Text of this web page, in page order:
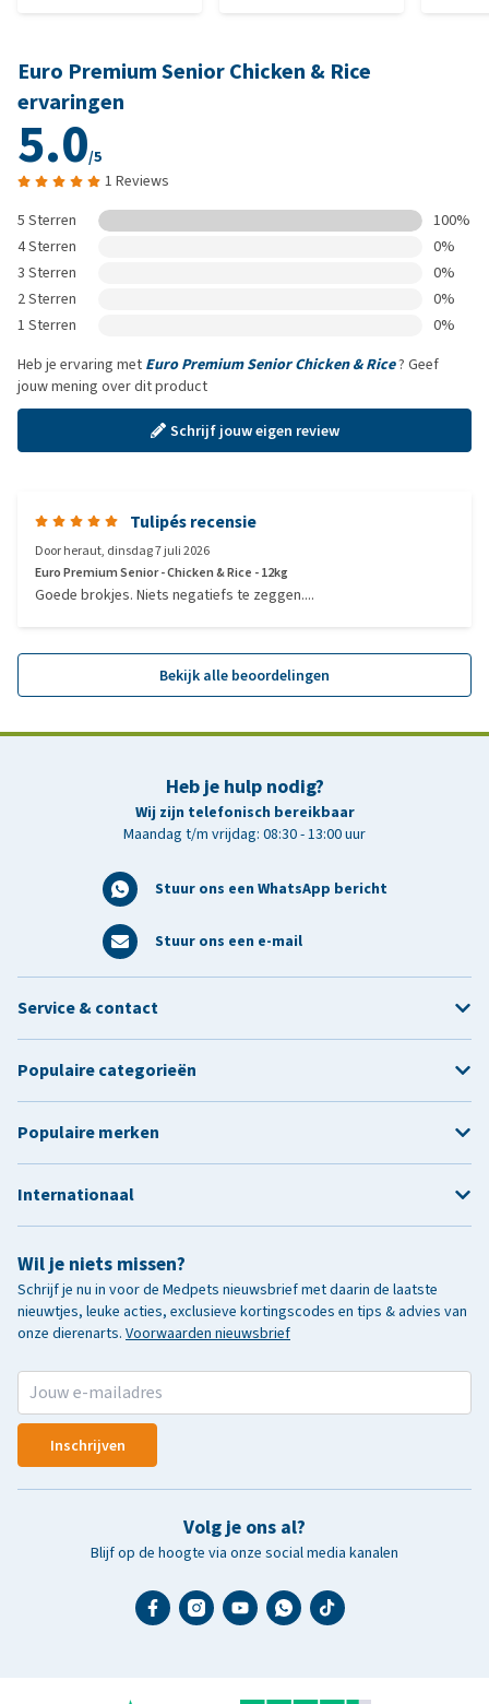
Euro Premium Senior Chicken & Rice
ervaringen
5.0/5
1 Reviews
5 Sterren
100%
4 Sterren
0%
3 Sterren
0%
2 Sterren
0%
1 Sterren
0%
Heb je ervaring met Euro Premium Senior Chicken & Rice? Geef
jouw mening over dit product
Schrijf jouw eigen review
Tulipés recensie
Doorheraut, dinsdag 7 juli 2026
Euro Premium Senior - Chicken & Rice - 12kg
Goede brokjes. Niets negatiefs te zeggen....
Bekijk alle beoordelingen
Heb je hulp nodig?
Wij zijn telefonisch bereikbaar
Maandag t/m vrijdag: 08:30 - 13:00 uur
Stuur ons een WhatsApp bericht
Stuur ons een e-mail
Wil je niets missen?
Schrijf je nu in voor de Medpets nieuwsbrief met daarin de laatste
nieuwtjes, leuke acties, exclusieve kortingscodes en tips & advies van
onze dierenarts. Voorwaarden nieuwsbrief
Inschrijven
Volg je ons al?
Blijf op de hoogte via onze social media kanalen
Service & contact
Populaire categorieën
Populaire merken
Internationaal